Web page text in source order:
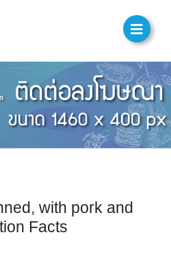
with pork and
Facts